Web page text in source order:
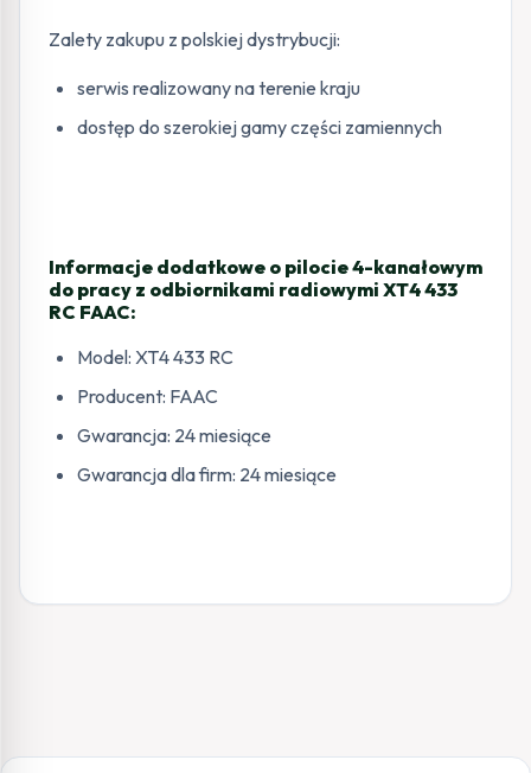
Zalety zakupu z polskiej dystrybucji:
serwis realizowany na terenie kraju
dostęp do szerokiej gamy części zamiennych
Informacje dodatkowe o pilocie 4-kanałowym
do pracy z odbiornikami radiowymi XT4 433
RC FAAC:
Model: XT4 433 RC
Producent: FAAC
Gwarancja: 24 miesiące
Gwarancja dla firm: 24 miesiące